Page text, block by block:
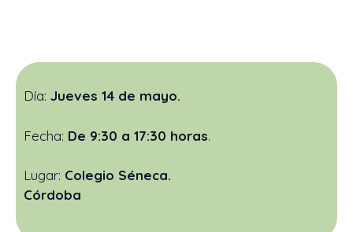
Día: Jueves 14 de mayo.
Fecha: De 9:30 a 17:30 horas.
Lugar: Colegio Séneca.
Córdoba